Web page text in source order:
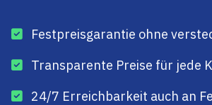
Festpreisgarantie ohne
Transparente Preise für jede
24/7 Erreichbarkeit auch an